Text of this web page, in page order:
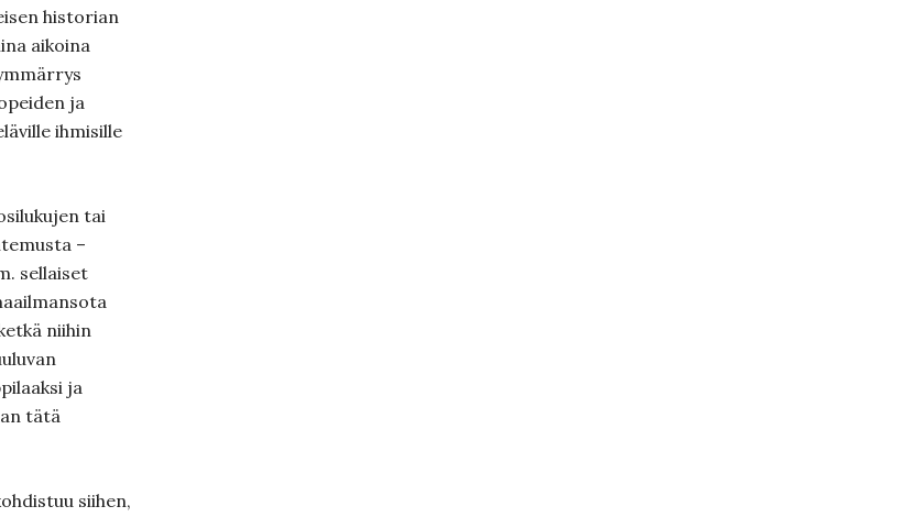
historian
aikoina
ja
ihmisille
tai
–
sellaiset
niihin
ja
tätä
siihen,